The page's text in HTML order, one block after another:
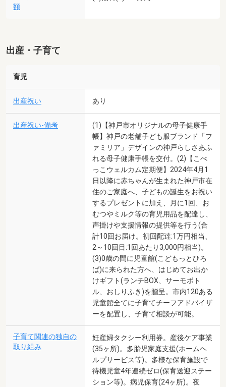
額
出産・子育て
育児
出産祝い あり
出産祝い-備考
(1)【神戸市オリジナルの母子健康手
帳】神戸の老舗子ども服ブランド「フ
ァミリア」デザインの神戸らしさあふ
れる母子健康手帳を交付。(2)【こべ
っこウェルカム定期便】2024年4月1
日以降に赤ちゃんが生まれた神戸市在
住のご家庭へ、子どもの誕生をお祝い
するプレゼントに加え、月に1回、お
むつやミルク等の育児用品を配達し、
声掛けや支援情報の提供等を行う(合
計10回お届け。初回配達:1万円相当、
2～10回目:1回あたり3,000円相当)。
(3)0歳の間に児童館(こどもっとひろ
ば)に来られた方へ、はじめてお出か
けギフト(ランチBOX、サーモボト
ル、おしりふき)を贈呈。市内120ある
児童館全てに子育てチーフアドバイザ
ーを配置し、子育て相談が可能。
子育て関連の独自の
取り組み
妊産婦タクシー利用券。産後ケア事業
(35ヶ所)。多胎児家庭支援(ホームヘ
ルプサービス等)。多様な保育施設で
待機児童4年連続ゼロ(保育送迎ステー
ション等)。病児保育(24ヶ所)。夜